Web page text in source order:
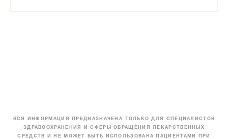
ВСЯ ИНФОРМАЦИЯ ПРЕДНАЗНАЧЕНА ТОЛЬКО ДЛЯ СПЕЦИАЛИСТОВ
ЗДРАВООХРАНЕНИЯ И СФЕРЫ ОБРАЩЕНИЯ ЛЕКАРСТВЕННЫХ
СРЕДСТВ И НЕ МОЖЕТ БЫТЬ ИСПОЛЬЗОВАНА ПАЦИЕНТАМИ ПРИ